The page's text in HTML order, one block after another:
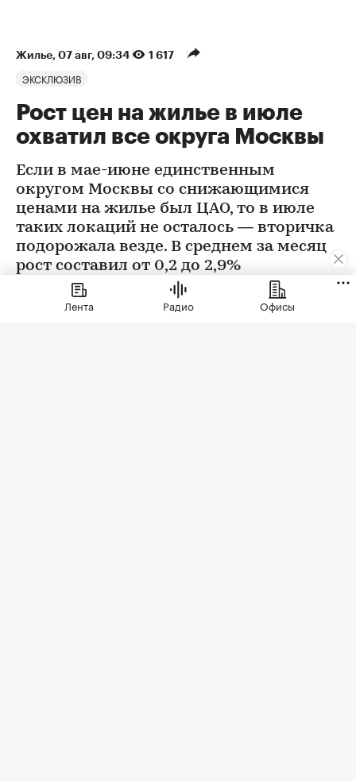
Жилье⁠, 07 авг, 09:34 1 617
ЭКСКЛЮЗИВ
Рост цен на жилье в июле
охватил все округа Москвы
Если в мае-июне единственным
округом Москвы со снижающимися
ценами на жилье был ЦАО, то в июле
таких локаций не осталось — вторичка
подорожала везде. В среднем за месяц
рост составил от 0,2 до 2,9%
Лента Радио Офисы